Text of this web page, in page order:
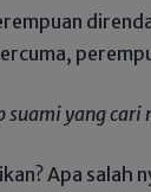
suami yang cari
Apa salah